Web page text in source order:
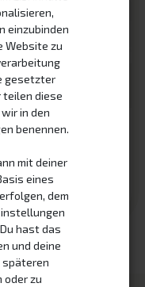
164 W
Rent from
einzubinden
Website zu
gesetzter
teilen diese
in den
benennen.
mit deiner
eines
dem
hast das
und deine
späteren
oder zu